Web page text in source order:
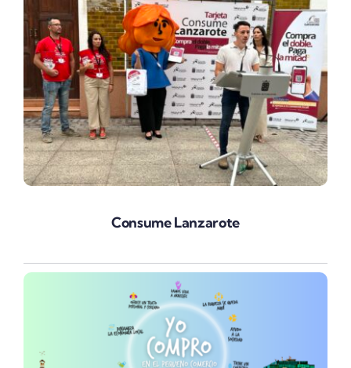
Consume Lanzarote